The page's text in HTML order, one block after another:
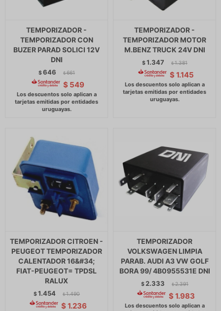
TEMPORIZADOR -
TEMPORIZADOR CON
BUZER PARAD SOLICI 12V
DNI
$646 $ 661
$ 549
TEMPORIZADOR -
TEMPORIZADOR MOTOR
M.BENZ TRUCK 24V DNI
$1.347 $ 1.381
$ 1.145
TEMPORIZADOR CITROEN -
PEUGEOT TEMPORIZADOR
CALENTADOR 16&#34;
FIAT-PEUGEOT= TPDSL
RALUX
$1.454 $ 1.490
$ 1.236
TEMPORIZADOR
VOLKSWAGEN LIMPIA
PARAB. AUDI A3 VW GOLF
BORA 99/ 4B0955531E DNI
$ 2.333 $ 2.391
$ 1.983